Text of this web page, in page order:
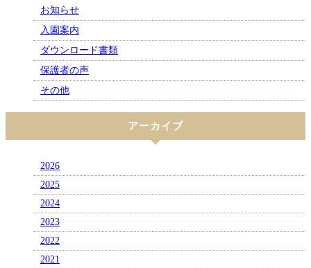
お知らせ
入園案内
ダウンロード書類
保護者の声
その他
アーカイブ
2026
2025
2024
2023
2022
2021